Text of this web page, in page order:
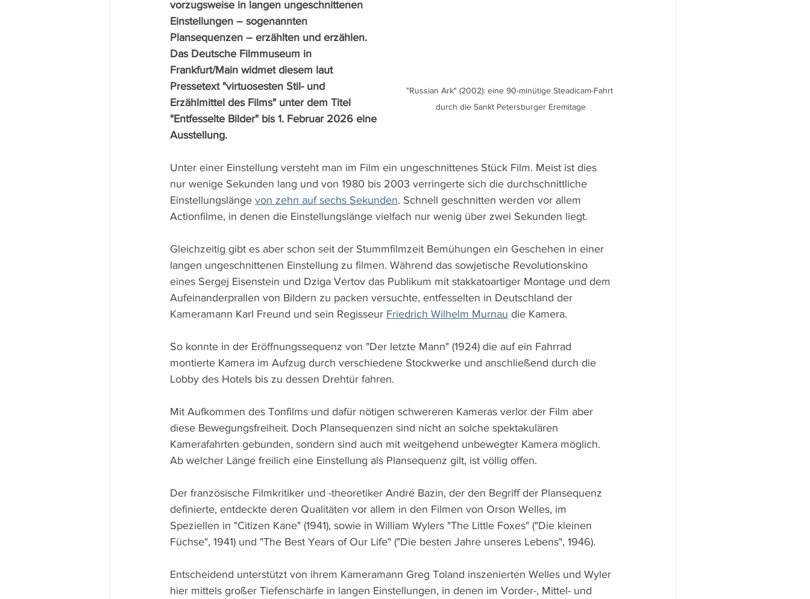
"Russian Ark" (2002): eine 90-minütige Steadicam-Fahrt
durch die Sankt Petersburger Eremitage
vorzugsweise in langen ungeschnittenen
Einstellungen – sogenannten
Plansequenzen – erzählten und erzählen.
Das Deutsche Filmmuseum in
Frankfurt/Main widmet diesem laut
Pressetext "virtuosesten Stil- und
Erzählmittel des Films" unter dem Titel
"Entfesselte Bilder" bis 1. Februar 2026 eine
Ausstellung.
Unter einer Einstellung versteht man im Film ein ungeschnittenes Stück Film. Meist ist dies
nur wenige Sekunden lang und von 1980 bis 2003 verringerte sich die durchschnittliche
Einstellungslänge von zehn auf sechs Sekunden. Schnell geschnitten werden vor allem
Actionfilme, in denen die Einstellungslänge vielfach nur wenig über zwei Sekunden liegt.
Gleichzeitig gibt es aber schon seit der Stummfilmzeit Bemühungen ein Geschehen in einer
langen ungeschnittenen Einstellung zu filmen. Während das sowjetische Revolutionskino
eines Sergej Eisenstein und Dziga Vertov das Publikum mit stakkatoartiger Montage und dem
Aufeinanderprallen von Bildern zu packen versuchte, entfesselten in Deutschland der
Kameramann Karl Freund und sein Regisseur Friedrich Wilhelm Murnau die Kamera.
So konnte in der Eröffnungssequenz von "Der letzte Mann" (1924) die auf ein Fahrrad
montierte Kamera im Aufzug durch verschiedene Stockwerke und anschließend durch die
Lobby des Hotels bis zu dessen Drehtür fahren.
Mit Aufkommen des Tonfilms und dafür nötigen schwereren Kameras verlor der Film aber
diese Bewegungsfreiheit. Doch Plansequenzen sind nicht an solche spektakulären
Kamerafahrten gebunden, sondern sind auch mit weitgehend unbewegter Kamera möglich.
Ab welcher Länge freilich eine Einstellung als Plansequenz gilt, ist völlig offen.
Der französische Filmkritiker und -theoretiker André Bazin, der den Begriff der Plansequenz
definierte, entdeckte deren Qualitäten vor allem in den Filmen von Orson Welles, im
Speziellen in "Citizen Kane" (1941), sowie in William Wylers "The Little Foxes" ("Die kleinen
Füchse", 1941) und "The Best Years of Our Life" ("Die besten Jahre unseres Lebens", 1946).
Entscheidend unterstützt von ihrem Kameramann Greg Toland inszenierten Welles und Wyler
hier mittels großer Tiefenschärfe in langen Einstellungen, in denen im Vorder-, Mittel- und